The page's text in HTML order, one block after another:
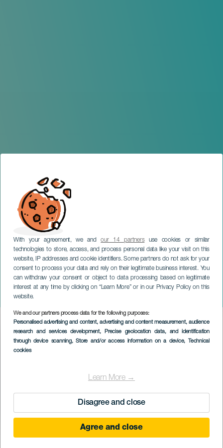
With your agreement, we andour 14 partnersuse cookies or similar
technologies to store, access, and process personal data like your visit on this
website, IP addresses and cookie identifiers. Some partners do not ask for your
consent to process your data and rely on their legitimate business interest. You
can withdraw your consent or object to data processing based on legitimate
interest at any time by clicking on “Learn More” or in our Privacy Policy on this
website.
We and our partners process data for the following purposes:
Personalised advertising and content, advertising and content measurement, audience
research and services development, Precise geolocation data, and identification
through device scanning, Store and/or access information on a device, Technical
cookies
Learn More →
Disagree and close
Agree and close
Tuta
ТЕНЕРИФЕ
Imagen
Listado